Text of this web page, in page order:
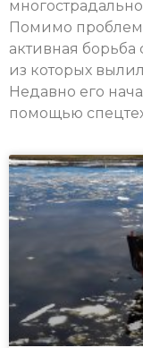
Помимо проблем
активная борьба
из которых
Недавно его
помощью